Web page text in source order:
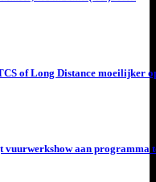
of Long Distance moeilijker
vuurwerkshow aan programma